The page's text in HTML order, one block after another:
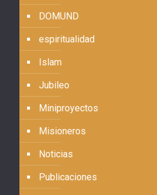
DOMUND
espiritualidad
Islam
Jubileo
Miniproyectos
Misioneros
Noticias
Publicaciones